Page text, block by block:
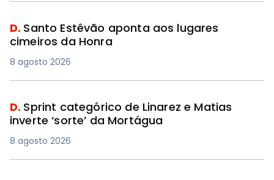
D. Santo Estêvão aponta aos lugares
cimeiros da Honra
8 agosto 2026
D. Sprint categórico de Linarez e Matias
inverte ‘sorte’ da Mortágua
8 agosto 2026